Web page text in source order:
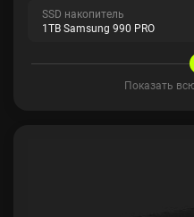
SSD накопитель
1TB Samsung 990 PRO
Показать